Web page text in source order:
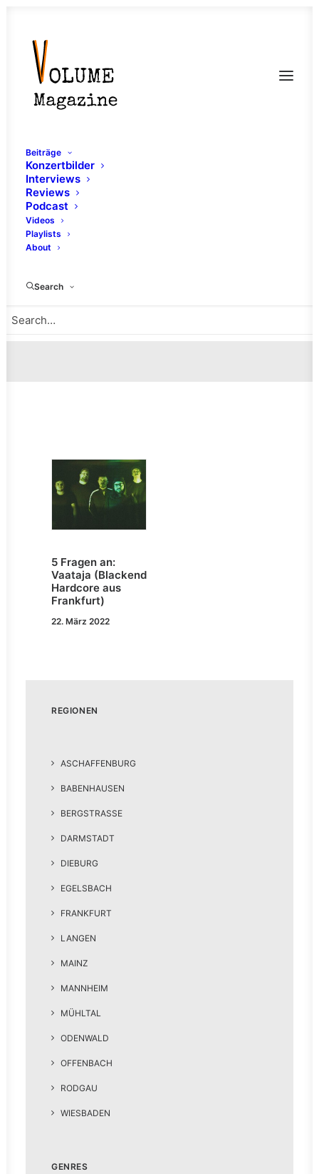
Beiträge
Konzertbilder
Interviews
Reviews
Podcast
Videos
Playlists
About
Search
5 Fragen an:
Vaataja (Blackend
Hardcore aus
Frankfurt)
22. März 2022
REGIONEN
ASCHAFFENBURG
BABENHAUSEN
BERGSTRASSE
DARMSTADT
DIEBURG
EGELSBACH
FRANKFURT
LANGEN
MAINZ
MANNHEIM
MÜHLTAL
ODENWALD
OFFENBACH
RODGAU
WIESBADEN
GENRES